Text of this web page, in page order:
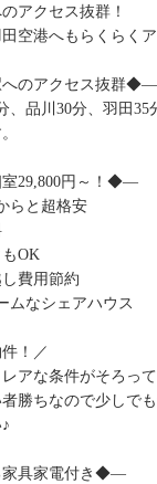
アクセス抜群！
空港へもらくらく
のアクセス抜群◆―
、品川30分、羽田35
29,800円～！◆―
らと超格安
もOK
費用節約
ムなシェアハウス
！／
アな条件がそろっ
勝ちなので少しで
具家電付き◆―